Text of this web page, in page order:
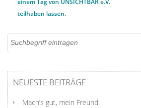
einem Tag von UNSICHTBAR e.V.
teilhaben lassen.
NEUESTE BEITRÄGE
Mach’s gut, mein Freund.